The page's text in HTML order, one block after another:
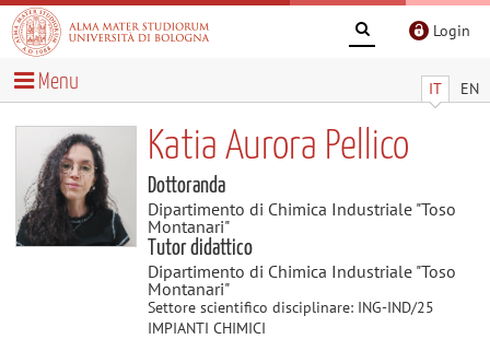
Login
IT EN
Menu
Katia Aurora Pellico
Dottoranda
Dipartimento di Chimica Industriale "Toso
Montanari"
Tutor didattico
Dipartimento di Chimica Industriale "Toso
Montanari"
Settore scientifico disciplinare: ING-IND/25
IMPIANTI CHIMICI